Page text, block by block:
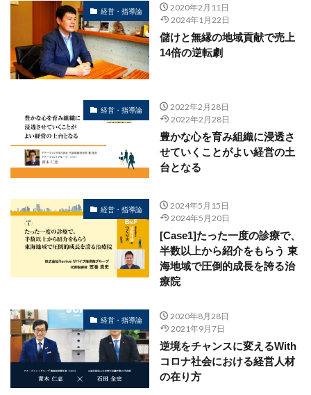
経営・指導論
2020年2月11日
2024年1月22日
儲けと無縁の地域貢献で売上
14倍の逆転劇
経営・指導論
2022年2月28日
2022年2月28日
豊かな心を育み組織に浸透さ
せていくことがよい経営の土
台となる
経営・指導論
2024年5月15日
2024年5月20日
[Case1]たった一度の診療で、
半数以上から紹介をもらう 東
海地域で圧倒的成長を誇る治
療院
経営・指導論
2020年8月28日
2021年9月7日
逆境をチャンスに変えるWith
コロナ社会における経営人材
の在り方